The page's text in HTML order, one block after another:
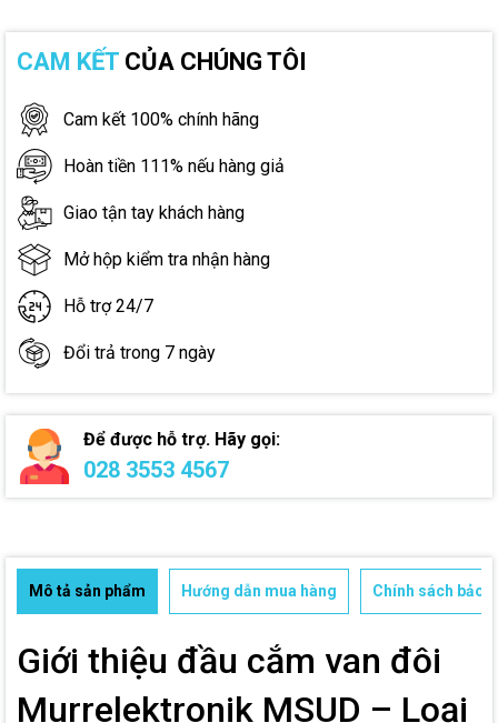
CAM KẾT CỦA CHÚNG TÔI
Cam kết 100% chính hãng
Hoàn tiền 111% nếu hàng giả
Giao tận tay khách hàng
Mở hộp kiểm tra nhận hàng
Hỗ trợ 24/7
Đổi trả trong 7 ngày
Để được hỗ trợ. Hãy gọi:
028 3553 4567
Mô tả sản phẩm Hướng dẫn mua hàng Chính sách bảo
Giới thiệu đầu cắm van đôi
Murrelektronik MSUD – Loại